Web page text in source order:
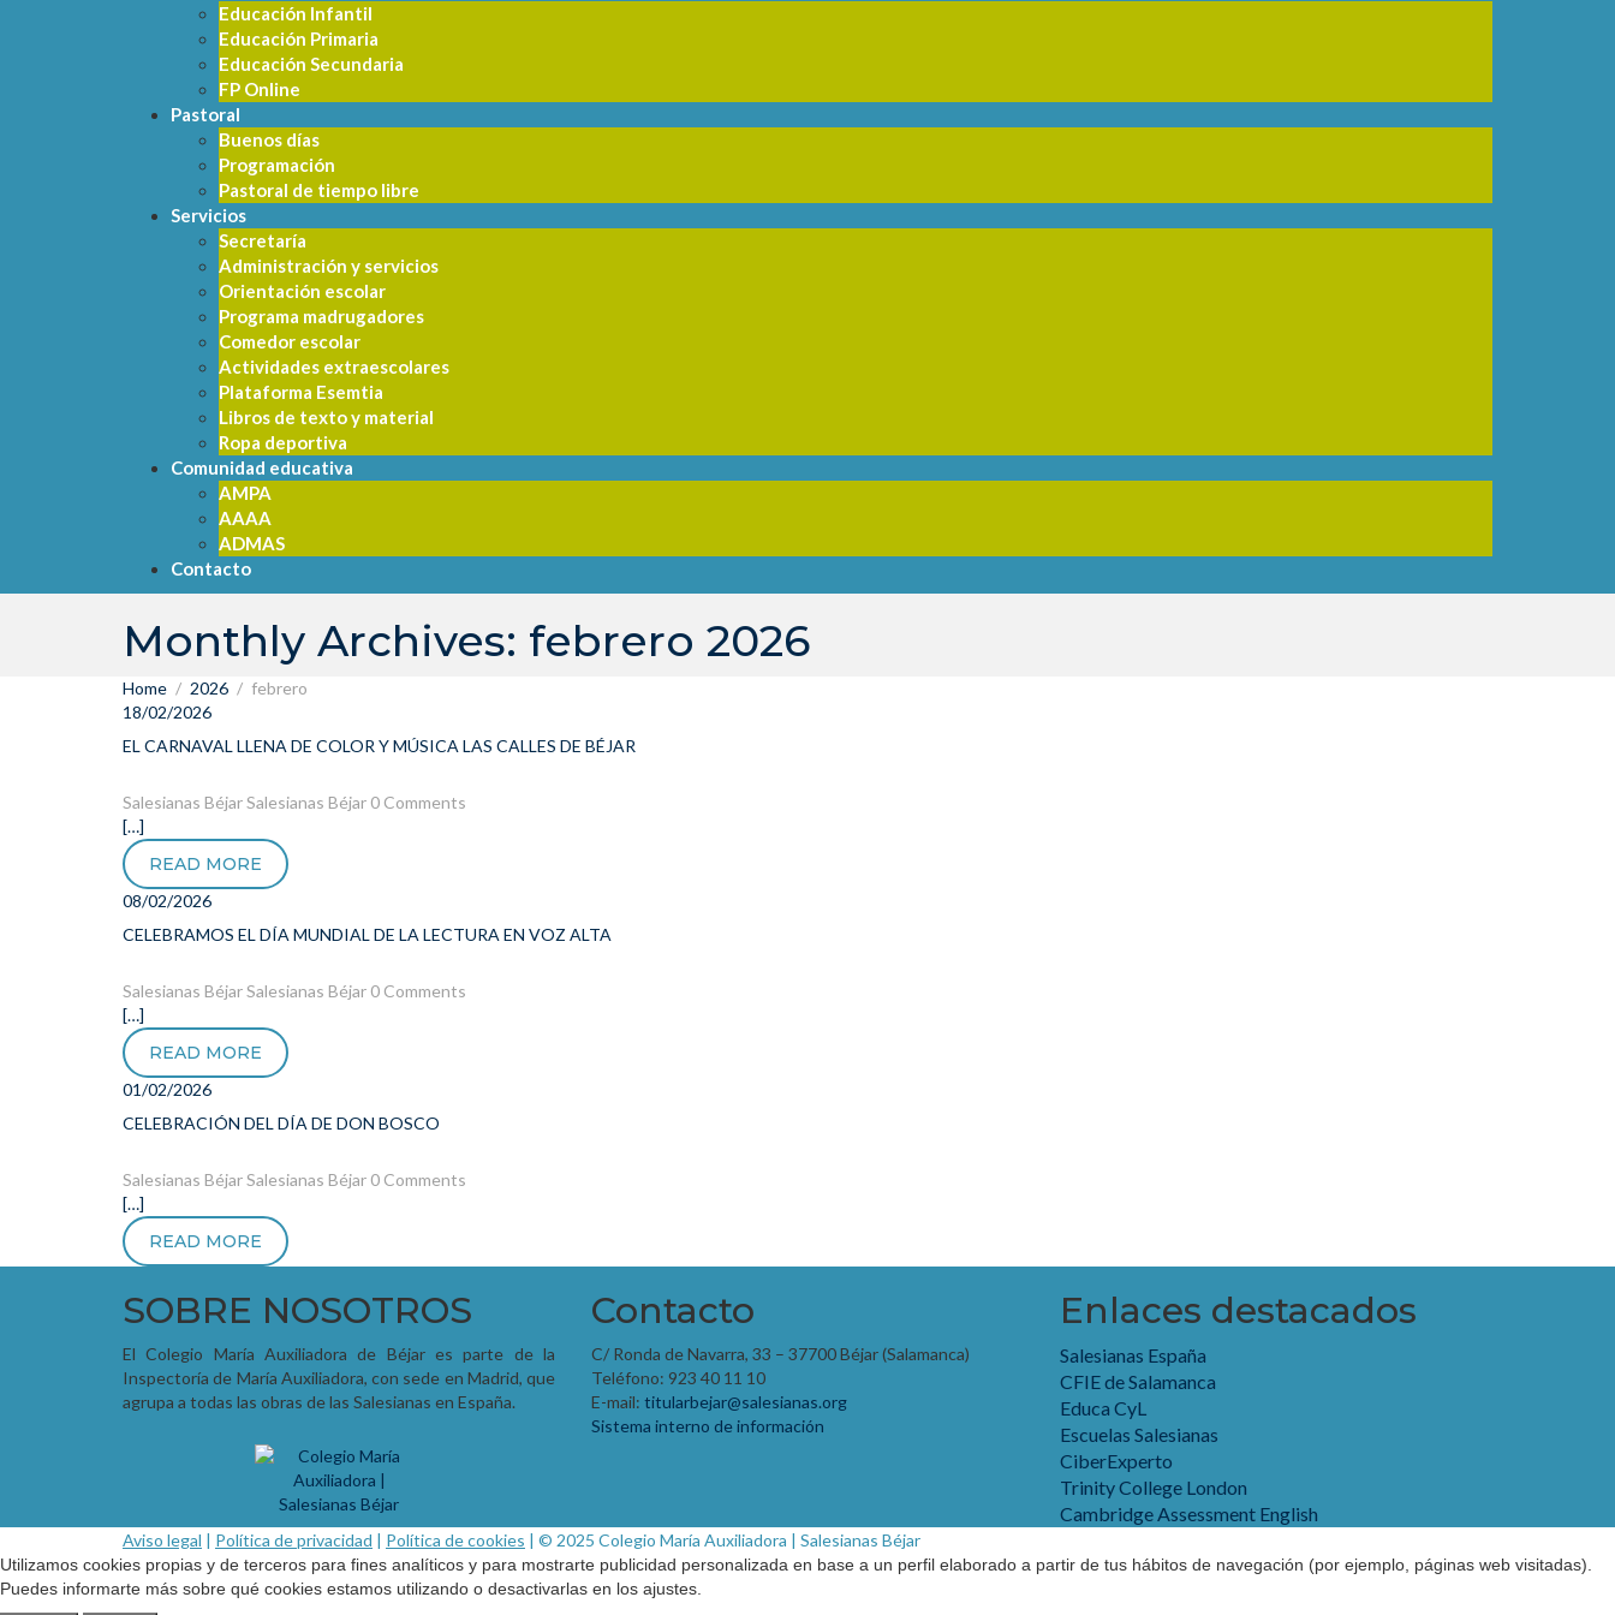
Educación Infantil
Educación Primaria
Educación Secundaria
FP Online
Pastoral
Buenos días
Programación
Pastoral de tiempo libre
Servicios
Secretaría
Administración y servicios
Orientación escolar
Programa madrugadores
Comedor escolar
Actividades extraescolares
Plataforma Esemtia
Libros de texto y material
Ropa deportiva
Comunidad educativa
AMPA
AAAA
ADMAS
Contacto
Monthly Archives: febrero 2026
Home 2026
febrero
18/02/2026
EL CARNAVAL LLENA DE COLOR Y MÚSICA LAS CALLES DE BÉJAR
Salesianas BéjarSalesianas Béjar 0 Comments
[…]
READ MORE
08/02/2026
CELEBRAMOS EL DÍA MUNDIAL DE LA LECTURA EN VOZ ALTA
Salesianas BéjarSalesianas Béjar 0 Comments
[…]
READ MORE
01/02/2026
CELEBRACIÓN DEL DÍA DE DON BOSCO
Salesianas BéjarSalesianas Béjar 0 Comments
[…]
READ MORE
SOBRE NOSOTROS
El Colegio María Auxiliadora de Béjar es parte de la
Inspectoría de María Auxiliadora, con sede en Madrid, que
agrupa a todas las obras de las Salesianas en España.
Contacto
C/ Ronda de Navarra, 33 – 37700 Béjar (Salamanca)
Teléfono: 923 40 11 10
E-mail: titularbejar@salesianas.org
Sistema interno de información
Enlaces destacados
Salesianas España
CFIE de Salamanca
Educa CyL
Escuelas Salesianas
CiberExperto
Trinity College London
Cambridge Assessment English
Aviso legal Política de privacidad Política de cookies | © 2025 Colegio María Auxiliadora | Salesianas Béjar
Utilizamos cookies propias y de terceros para fines analíticos y para mostrarte publicidad personalizada en base a un perfil elaborado a partir de tus hábitos de navegación (por ejemplo, páginas web visitadas).
Puedes informarte más sobre qué cookies estamos utilizando o desactivarlas en los ajustes.